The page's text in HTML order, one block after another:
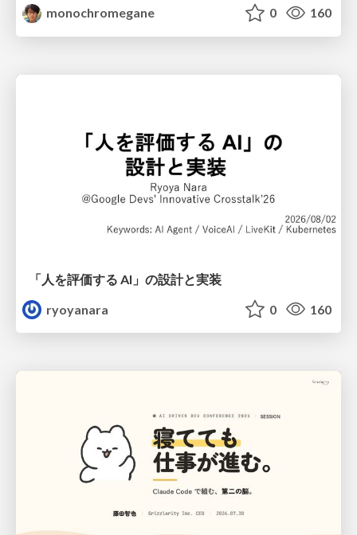
monochromegane
0 160
「人を評価する AI」の 設計と実装
ryoyanara
0 160